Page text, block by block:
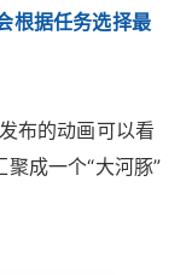
根据任务选择最
布的动画可以看
成一个“大河豚”